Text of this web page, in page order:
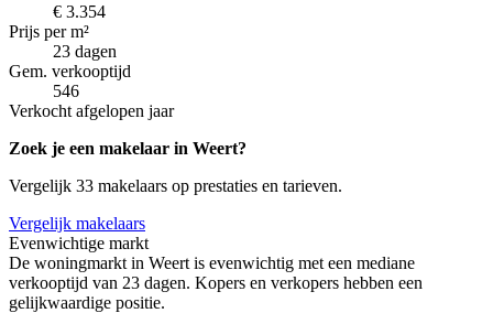
€ 3.354
Prijs per m²
23 dagen
Gem. verkooptijd
546
Verkocht afgelopen jaar
Zoek je een makelaar in Weert?
Vergelijk 33 makelaars op prestaties en tarieven.
Vergelijk makelaars
Evenwichtige markt
De woningmarkt in Weert is evenwichtig met een mediane
verkooptijd van 23 dagen. Kopers en verkopers hebben een
gelijkwaardige positie.